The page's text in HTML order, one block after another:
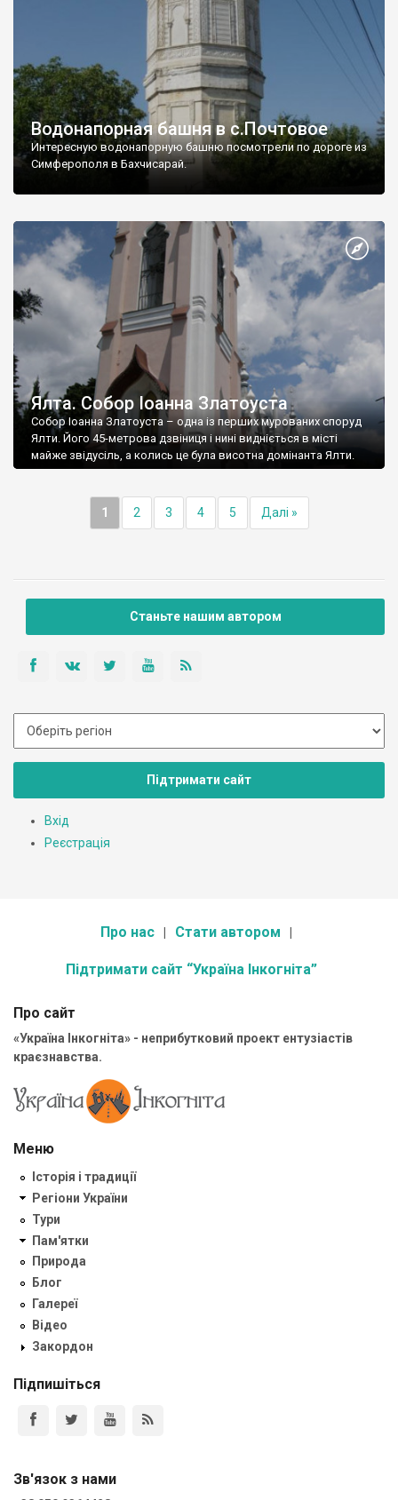
Водонапорная башня в с.Почтовое
Интересную водонапорную башню посмотрели по дороге из
Симферополя в Бахчисарай.
Ялта. Собор Іоанна Златоуста
Собор Іоанна Златоуста – одна із перших мурованих споруд
Ялти. Його 45-метрова дзвіниця і нині видніється в місті
майже звідусіль, а колись це була висотна домінанта Ялти.
1 2 3 4 5 Далі »
Станьте нашим автором
Підтримати сайт
Вхід
Реєстрація
Про нас Стати автором
Підтримати сайт “Україна Інкогніта”
Про сайт
«Україна Інкогніта» - неприбутковий проект ентузіастів
краєзнавства.
Меню
Історія і традиції
Регіони України
Тури
Пам'ятки
Природа
Блог
Галереї
Відео
Закордон
Підпишіться
Зв'язок з нами